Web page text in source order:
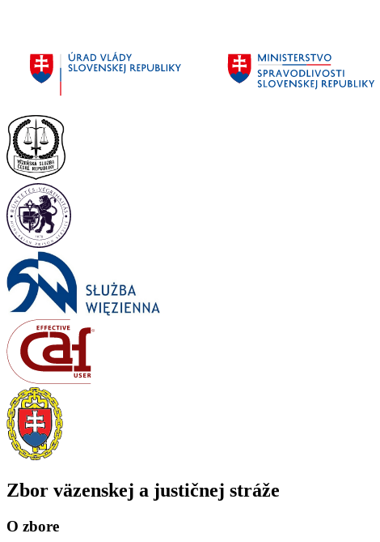
Zbor väzenskej a justičnej stráže
O zbore